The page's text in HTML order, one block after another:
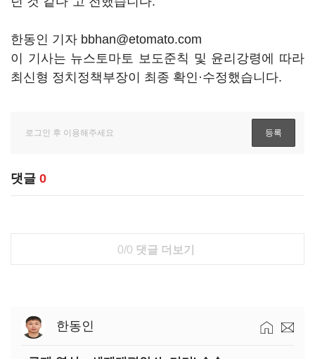
한동인 기자 bbhan@etomato.com
이 기사는 뉴스토마토 보도준칙 및 윤리강령에 따라
최신형 정치정책부장이 최종 확인·수정했습니다.
댓글 0
0/0 댓글 더보기
한동인